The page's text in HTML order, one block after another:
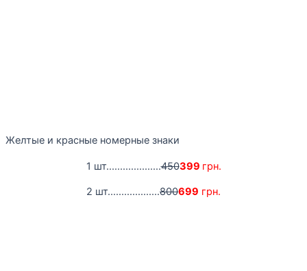
Желтые и красные номерные знаки
1 шт....................450399 грн.
2 шт...................800699 грн.